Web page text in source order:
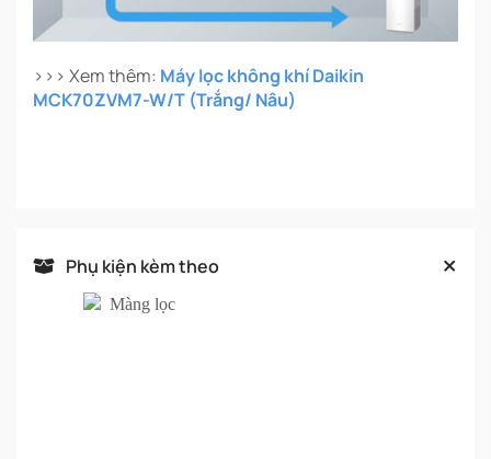
>>> Xem thêm: Máy lọc không khí Daikin
MCK70ZVM7-W/T (Trắng/ Nâu)
Phụ kiện kèm theo